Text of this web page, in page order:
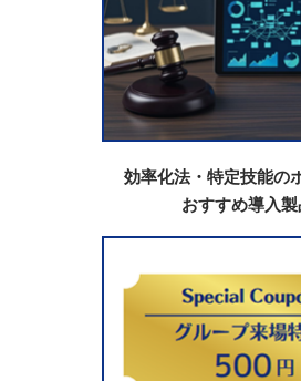
効率化法・特定技能の
おすすめ導入